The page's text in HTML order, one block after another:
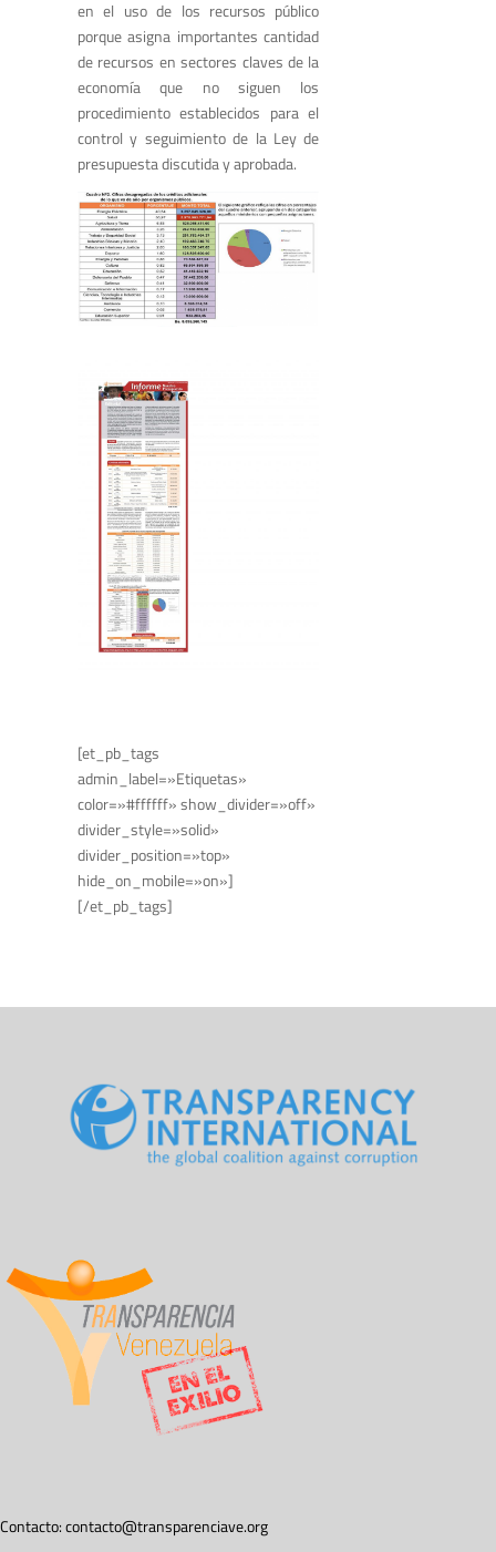
en el uso de los recursos público
porque asigna importantes cantidad
de recursos en sectores claves de la
economía que no siguen los
procedimiento establecidos para el
control y seguimiento de la Ley de
presupuesta discutida y aprobada.
[et_pb_tags
admin_label=»Etiquetas»
color=»#ffffff» show_divider=»off»
divider_style=»solid»
divider_position=»top»
hide_on_mobile=»on»]
[/et_pb_tags]
Contacto:contacto@transparenciave.org